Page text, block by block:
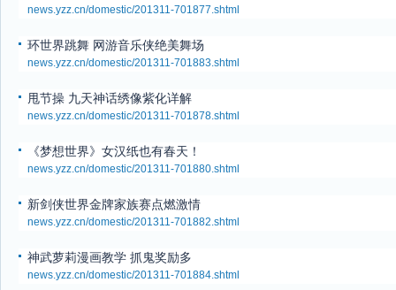
news.yzz.cn/domestic/201311-701877.shtml
环世界跳舞 网游音乐侠绝美舞场
news.yzz.cn/domestic/201311-701883.shtml
甩节操 九天神话绣像紫化详解
news.yzz.cn/domestic/201311-701878.shtml
《梦想世界》女汉纸也有春天！
news.yzz.cn/domestic/201311-701880.shtml
新剑侠世界金牌家族赛点燃激情
news.yzz.cn/domestic/201311-701882.shtml
神武萝莉漫画教学 抓鬼奖励多
news.yzz.cn/domestic/201311-701884.shtml